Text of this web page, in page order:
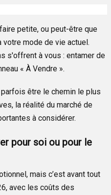
petite, ou peut-être que
mode de vie actuel.
s'offrent à vous : entamer de
« À Vendre ».
être le chemin le plus
la réalité du marché de
à considérer.
pour soi ou pour le
mais c’est avant tout
avec les coûts des